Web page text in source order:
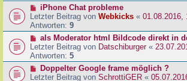
iPhone Chat probleme
Letzter Beitrag von Webkicks « 01.08.2016,
Antworten: 9
als Moderator html Bildcode direkt in
Letzter Beitrag von Datschiburger«
Antworten: 5
Doppelter Google frame möglich ?
Letzter Beitrag von SchrottiGER «